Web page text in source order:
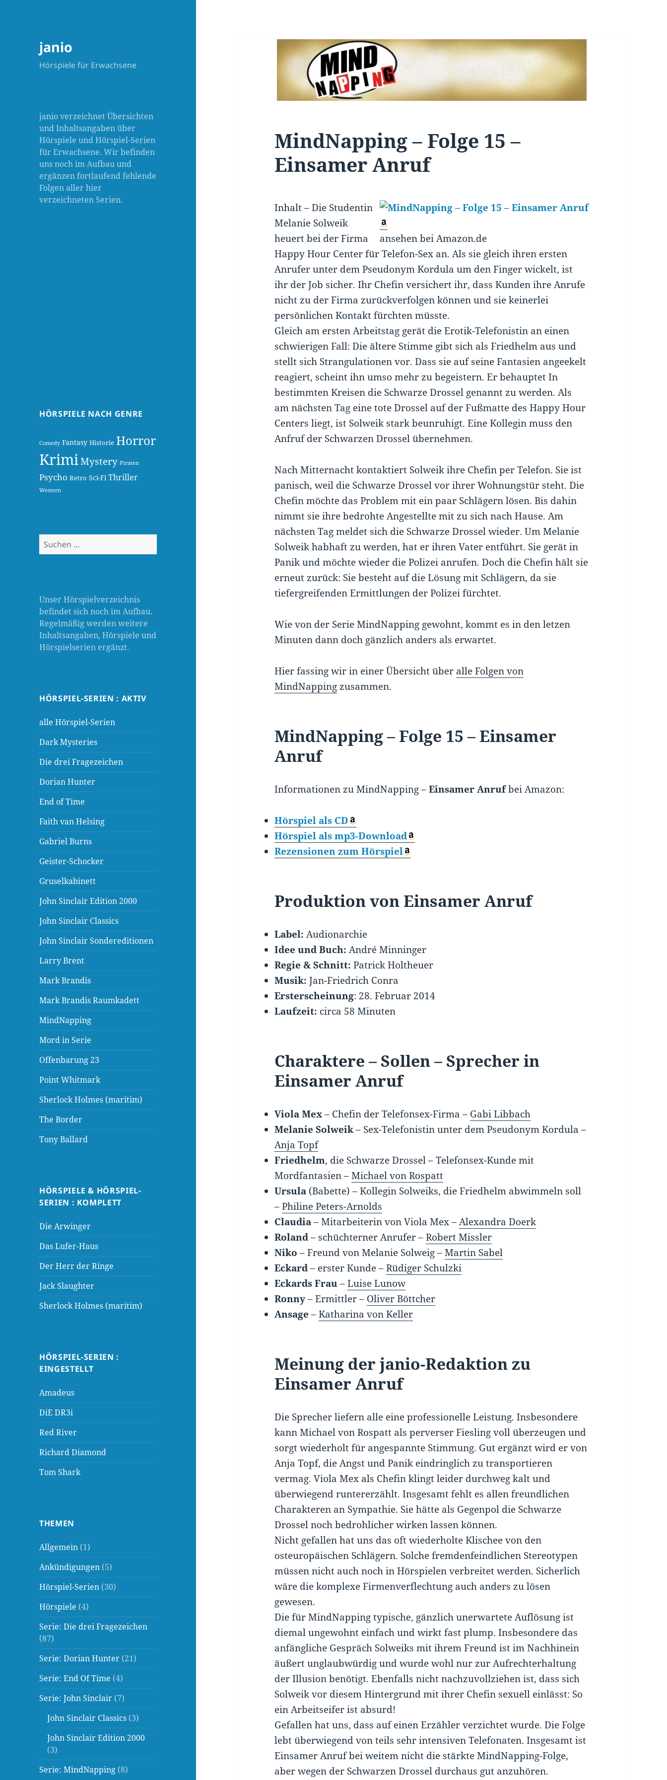
janio
Hörspiele für Erwachsene
janio verzeichnet Übersichten
und Inhaltsangaben über
Hörspiele und Hörspiel-Serien
für Erwachsene. Wir befinden
uns noch im Aufbau und
ergänzen fortlaufend fehlende
Folgen aller hier
verzeichneten Serien.
HÖRSPIELE NACH GENRE
Comedy Fantasy Historie Horror
KrimiMystery Piraten
Psycho Retro Sci-Fi Thriller
Western
Suchen
nach:
Unser Hörspielverzeichnis
befindet sich noch im Aufbau.
Regelmäßig werden weitere
Inhaltsangaben, Hörspiele und
Hörspielserien ergänzt.
HÖRSPIEL-SERIEN : AKTIV
alle Hörspiel-Serien
Dark Mysteries
Die drei Fragezeichen
Dorian Hunter
End of Time
Faith van Helsing
Gabriel Burns
Geister-Schocker
Gruselkabinett
John Sinclair Edition 2000
John Sinclair Classics
John Sinclair Sondereditionen
Larry Brent
Mark Brandis
Mark Brandis Raumkadett
MindNapping
Mord in Serie
Offenbarung 23
Point Whitmark
Sherlock Holmes (maritim)
The Border
Tony Ballard
HÖRSPIELE & HÖRSPIEL-
SERIEN : KOMPLETT
Die Arwinger
Das Lufer-Haus
Der Herr der Ringe
Jack Slaughter
Sherlock Holmes (maritim)
HÖRSPIEL-SERIEN :
EINGESTELLT
Amadeus
DiE DR3i
Red River
Richard Diamond
Tom Shark
THEMEN
Allgemein (1)
Ankündigungen (5)
Hörspiel-Serien (30)
Hörspiele (4)
Serie: Die drei Fragezeichen
(87)
Serie: Dorian Hunter (21)
Serie: End Of Time (4)
Serie: John Sinclair (7)
John Sinclair Classics (3)
John Sinclair Edition 2000
(3)
Serie: MindNapping (8)
MindNapping – Folge 15 –
Einsamer Anruf
ansehen bei Amazon.de
Inhalt –Die Studentin
Melanie Solweik
heuert bei der Firma
Happy Hour Center für Telefon-Sex an. Als sie gleich ihren ersten
Anrufer unter dem Pseudonym Kordula um den Finger wickelt, ist
ihr der Job sicher. Ihr Chefin versichert ihr, dass Kunden ihre Anrufe
nicht zu der Firma zurückverfolgen können und sie keinerlei
persönlichen Kontakt fürchten müsste.
Gleich am ersten Arbeitstag gerät die Erotik-Telefonistin an einen
schwierigen Fall: Die ältere Stimme gibt sich als Friedhelm aus und
stellt sich Strangulationen vor. Dass sie auf seine Fantasien angeekelt
reagiert, scheint ihn umso mehr zu begeistern. Er behauptet In
bestimmten Kreisen die Schwarze Drossel genannt zu werden. Als
am nächsten Tag eine tote Drossel auf der Fußmatte des Happy Hour
Centers liegt, ist Solweik stark beunruhigt. Eine Kollegin muss den
Anfruf der Schwarzen Drossel übernehmen.
Nach Mitternacht kontaktiert Solweik ihre Chefin per Telefon. Sie ist
panisch, weil die Schwarze Drossel vor ihrer Wohnungstür steht. Die
Chefin möchte das Problem mit ein paar Schlägern lösen. Bis dahin
nimmt sie ihre bedrohte Angestellte mit zu sich nach Hause. Am
nächsten Tag meldet sich die Schwarze Drossel wieder. Um Melanie
Solweik habhaft zu werden, hat er ihren Vater entführt. Sie gerät in
Panik und möchte wieder die Polizei anrufen. Doch die Chefin hält sie
erneut zurück: Sie besteht auf die Lösung mit Schlägern, da sie
tiefergreifenden Ermittlungen der Polizei fürchtet.
Wie von der Serie MindNapping gewohnt, kommt es in den letzen
Minuten dann doch gänzlich anders als erwartet.
Hier fassing wir in einer Übersicht über alle Folgen von
MindNappingzusammen.
MindNapping – Folge 15 – Einsamer
Anruf
Informationen zu MindNapping –Einsamer Anrufbei Amazon:
Hörspiel als CD
Hörspiel alsmp3-Download
Rezensionenzum Hörspiel
Produktion von Einsamer Anruf
Label: Audionarchie
Idee und Buch: André Minninger
Regie & Schnitt: Patrick Holtheuer
Musik: Jan-Friedrich Conra
Ersterscheinung: 28. Februar 2014
Laufzeit: circa 58 Minuten
Charaktere – Sollen – Sprecher in
Einsamer Anruf
Viola Mex– Chefin der Telefonsex-Firma – Gabi Libbach
Melanie Solweik– Sex-Telefonistin unter dem Pseudonym Kordula –
Anja Topf
Friedhelm, die Schwarze Drossel – Telefonsex-Kunde mit
Mordfantasien –Michael von Rospatt
Ursula (Babette) – Kollegin Solweiks, die Friedhelm abwimmeln soll
–Philine Peters-Arnolds
Claudia– Mitarbeiterin von Viola Mex –Alexandra Doerk
Roland– schüchterner Anrufer –Robert Missler
Niko – Freund von Melanie Solweig –Martin Sabel
Eckard– erster Kunde –Rüdiger Schulzki
Eckards Frau–Luise Lunow
Ronny– Ermittler – Oliver Böttcher
Ansage –Katharina von Keller
Meinung der janio-Redaktion zu
Einsamer Anruf
Die Sprecher liefern alle eine professionelle Leistung. Insbesondere
kann Michael von Rospatt als perverser Fiesling voll überzeugen und
sorgt wiederholt für angespannte Stimmung. Gut ergänzt wird er von
Anja Topf, die Angst und Panik eindringlich zu transportieren
vermag. Viola Mex als Chefin klingt leider durchweg kalt und
überwiegend runtererzählt. Insgesamt fehlt es allen freundlichen
Charakteren an Sympathie. Sie hätte als Gegenpol die Schwarze
Drossel noch bedrohlicher wirken lassen können.
Nicht gefallen hat uns das oft wiederholte Klischee von den
osteuropäischen Schlägern. Solche fremdenfeindlichen Stereotypen
müssen nicht auch noch in Hörspielen verbreitet werden. Sicherlich
wäre die komplexe Firmenverflechtung auch anders zu lösen
gewesen.
Die für MindNapping typische, gänzlich unerwartete Auflösung ist
diemal ungewohnt einfach und wirkt fast plump. Insbesondere das
anfängliche Gespräch Solweiks mit ihrem Freund ist im Nachhinein
äußert unglaubwürdig und wurde wohl nur zur Aufrechterhaltung
der Illusion benötigt. Ebenfalls nicht nachzuvollziehen ist, dass sich
Solweik vor diesem Hintergrund mit ihrer Chefin sexuell einlässt: So
ein Arbeitseifer ist absurd!
Gefallen hat uns, dass auf einen Erzähler verzichtet wurde. Die Folge
lebt überwiegend von teils sehr intensiven Telefonaten. Insgesamt ist
Einsamer Anruf bei weitem nicht die stärkte MindNapping-Folge,
aber wegen der Schwarzen Drossel durchaus gut anzuhören.